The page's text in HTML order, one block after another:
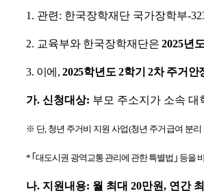
1. 관련 : 한국장학재단 국가장학부-
2. 교육부와 한국장학재단은2025년
3. 이에 , 2025학년도2학기2차 주거안
가. 신청대상: 부모 주소지가 소속 대
※ 단, 청년 주거비 지원 사업(청년 주거급여 분리
* ｢대도시권 광역교통 관리에 관한 특별법 ｣ 등을
나. 지원내용: 월 최대 20만원, 연간